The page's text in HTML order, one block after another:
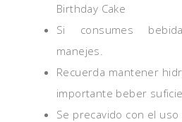
Birthday Cake
Si consumes
manejes.
Recuerda mantener
importante beber
Se precavido con el